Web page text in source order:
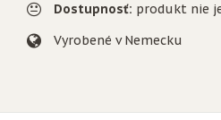
Dostupnosť: produkt nie
Vyrobené v Nemecku